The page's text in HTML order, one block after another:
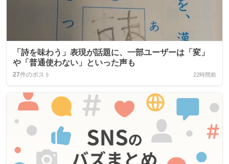
「詩を味わう」表現が話題に、一部ユーザーは「変」
や「普通使わない」といった声も
27件のポスト 22時間前